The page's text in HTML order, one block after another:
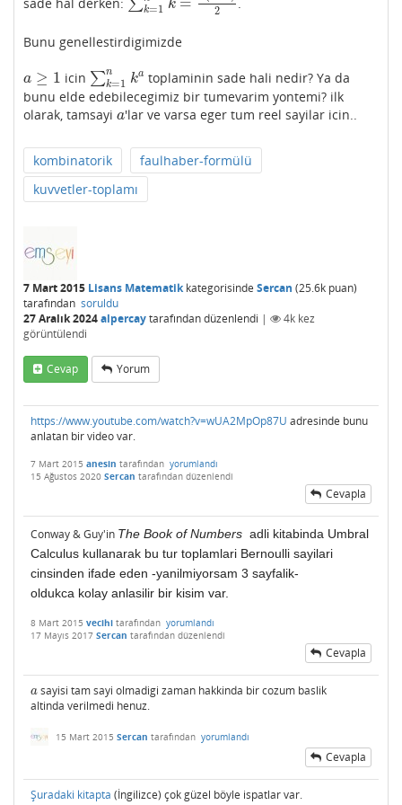
∑k=1 k
2
∑ k=1n k= n(n +1)2
Bunu genellestirdigimizde
a ≥ 1
a≥1 icin ∑n
k=1 ka
∑k=1 n ka toplaminin sade hali nedir? Ya da
bunu elde edebilecegimiz bir tumevarim yontemi? ilk
olarak, tamsayi a
a'lar ve varsa eger tum reel sayilar icin..
kombinatorik
faulhaber-formülü
kuvvetler-toplamı
7 Mart 2015 Lisans Matematikkategorisinde Sercan (25.6k puan)
tarafından soruldu
27 Aralık 2024alpercaytarafındandüzenlendi | 4k kez
görüntülendi
Cevap Yorum
https://www.youtube.com/watch?v=wUA2MpOp87U adresinde bunu
anlatan bir video var.
7 Mart 2015 anesin tarafından yorumlandı
15 Ağustos 2020 Sercan tarafından düzenlendi
Cevapla
Conway & Guy'in The Book of Numbers adli kitabinda Umbral
Calculus kullanarak bu tur toplamlari Bernoulli sayilari
cinsinden ifade eden -yanilmiyorsam 3 sayfalik-
oldukca kolay anlasilir bir kisim var.
8 Mart 2015 vecihi tarafından yorumlandı
17 Mayıs 2017 Sercan tarafından düzenlendi
Cevapla
a
a sayisi tam sayi olmadigi zaman hakkinda bir cozum baslik
altinda verilmedi henuz.
15 Mart 2015 Sercan tarafından yorumlandı
Cevapla
Şuradaki kitapta (İngilizce) çok güzel böyle ispatlar var.